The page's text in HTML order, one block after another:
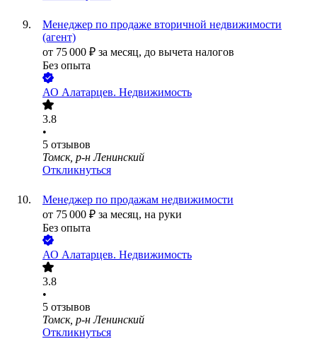
Менеджер по продаже вторичной недвижимости
(агент)
от 75 000 ₽ за месяц, до вычета налогов
Без опыта
АО Алатарцев. Недвижимость
3.8
•
5 отзывов
Томск, р-н Ленинский
Откликнуться
Менеджер по продажам недвижимости
от 75 000 ₽ за месяц, на руки
Без опыта
АО Алатарцев. Недвижимость
3.8
•
5 отзывов
Томск, р-н Ленинский
Откликнуться